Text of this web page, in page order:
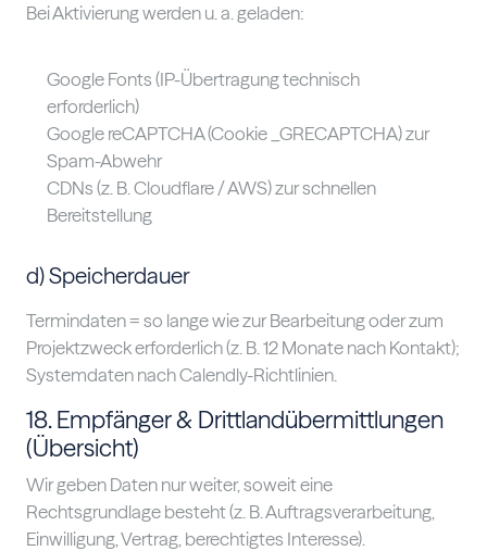
Bei Aktivierung werden u. a. geladen:
Google Fonts (IP-Übertragung technisch
erforderlich)
Google reCAPTCHA (Cookie _GRECAPTCHA) zur
Spam-Abwehr
CDNs (z. B. Cloudflare / AWS) zur schnellen
Bereitstellung
d) Speicherdauer
Termindaten = so lange wie zur Bearbeitung oder zum
Projektzweck erforderlich (z. B. 12 Monate nach Kontakt);
Systemdaten nach Calendly-Richtlinien.
18. Empfänger & Drittlandübermittlungen
(Übersicht)
Wir geben Daten nur weiter, soweit eine
Rechtsgrundlage besteht (z. B. Auftragsverarbeitung,
Einwilligung, Vertrag, berechtigtes Interesse).